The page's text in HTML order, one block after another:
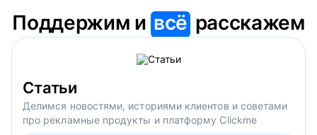
Поддержим ивсё расскажем
Статьи
Делимся новостями, историями клиентов и советами
про рекламные продукты и платформу Clickme